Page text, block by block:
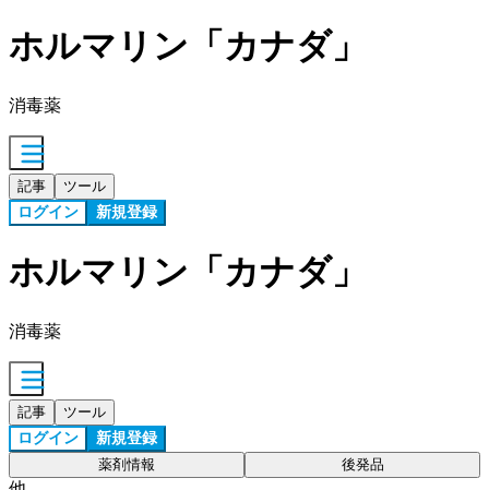
ホルマリン「カナダ」
消毒薬
記事 ツール
ログイン 新規登録
ホルマリン「カナダ」
消毒薬
記事 ツール
ログイン 新規登録
薬剤情報 後発品